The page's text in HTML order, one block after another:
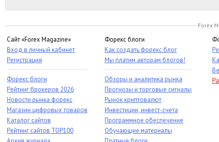
Forex
Сайт «Forex Magazine»
Вход в личный кабинет
Регистрация
Форекс блоги
Рейтинг брокеров 2026
Новости рынка форекс
Магазин цифровых товаров
Каталог сайтов
Рейтинг сайтов TOP100
Форекс блоги
Как создать форекс блог
Мы платим авторам блогов!
Обзоры и аналитика рынка
Прогнозы и торговые сигналы
Рынок криптовалют
Инвестиции, инвест-счета
Программное обеспечение
Обучающие материалы